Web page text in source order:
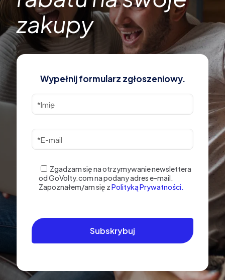
zakupy
Wypełnij formularz zgłoszeniowy.
Zgadzam się na otrzymywanie newslettera
od GoVolty.com na podany adres e-mail.
Zapoznałem/am się zPolityką Prywatności.